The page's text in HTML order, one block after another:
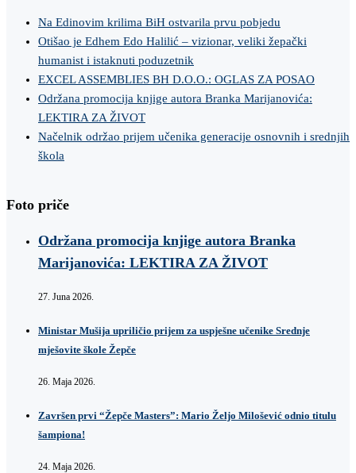
Na Edinovim krilima BiH ostvarila prvu pobjedu
Otišao je Edhem Edo Halilić – vizionar, veliki žepački
humanist i istaknuti poduzetnik
EXCEL ASSEMBLIES BH D.O.O.: OGLAS ZA POSAO
Održana promocija knjige autora Branka Marijanovića:
LEKTIRA ZA ŽIVOT
Načelnik održao prijem učenika generacije osnovnih i srednjih
škola
Foto priče
Održana promocija knjige autora Branka
Marijanovića: LEKTIRA ZA ŽIVOT
27. Juna 2026.
Ministar Mušija upriličio prijem za uspješne učenike Srednje
mješovite škole Žepče
26. Maja 2026.
Završen prvi “Žepče Masters”: Mario Željo Milošević odnio titulu
šampiona!
24. Maja 2026.